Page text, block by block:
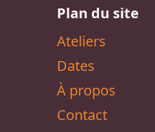
Plan du site
Ateliers
Dates
À propos
Contact